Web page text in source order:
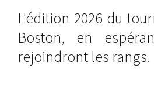
L'édition 2026 du
Boston, en
rejoindront les rangs.